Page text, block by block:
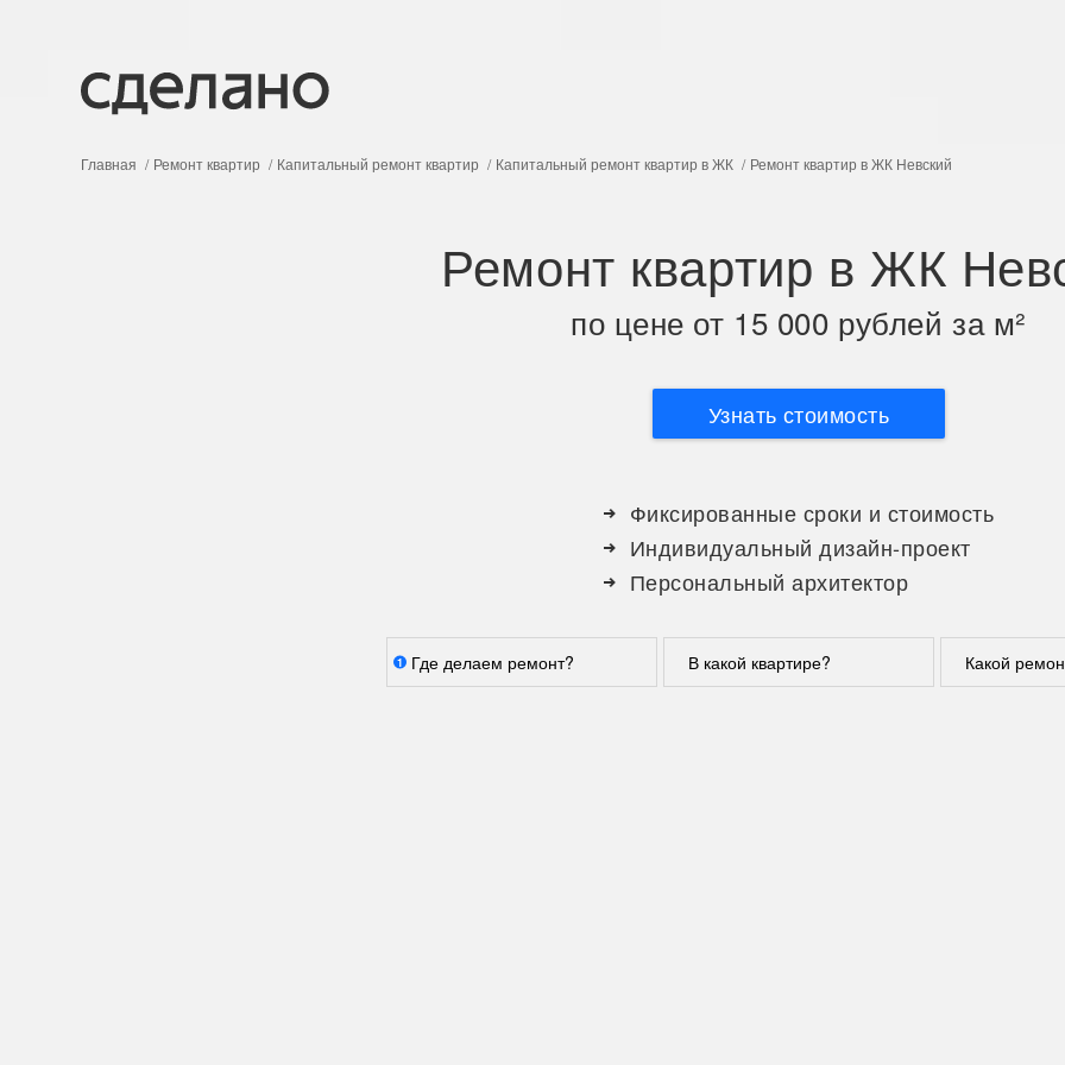
Главная Ремонт квартир Капитальный ремонт квартир Капитальный ремонт квартир в ЖК Ремонт квартир в ЖК Невский
Ремонт квартир в ЖК
по цене от 15 000 рублей за м²
Узнать стоимость
Фиксированные сроки и стоимость
Индивидуальный дизайн-проект
Персональный архитектор
Где делаем ремонт?
1 В какой квартире? Какой